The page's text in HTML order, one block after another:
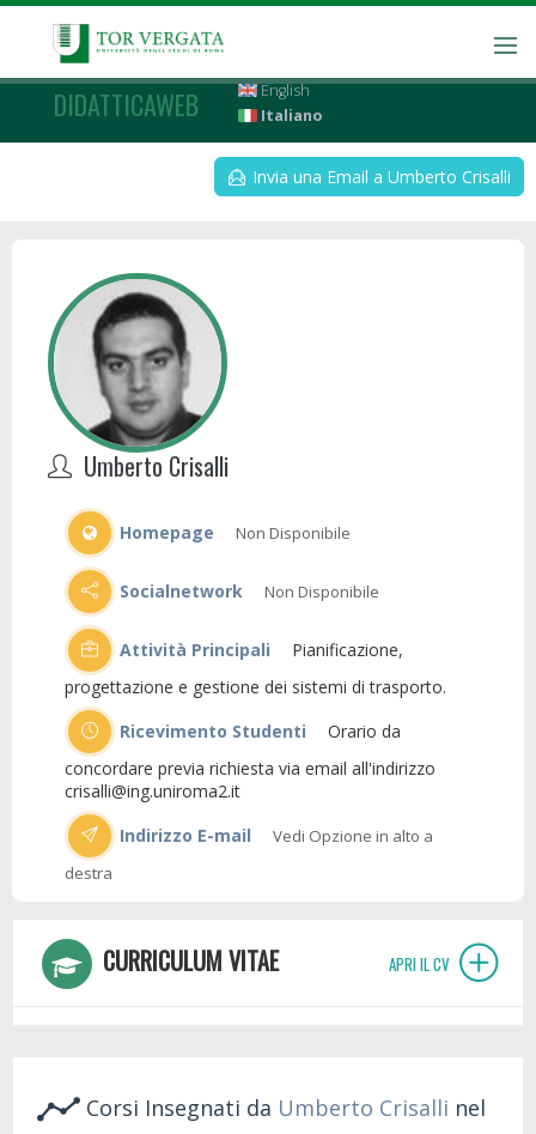
DIDATTICAWEB
English
Italiano
Invia una Email a Umberto Crisalli
Umberto Crisalli
Homepage Non Disponibile
Socialnetwork Non Disponibile
Attività Principali
progettazione e gestione dei sistemi di trasporto.
Ricevimento Studenti
concordare previa richiesta via email all'indirizzo
crisalli@ing.uniroma2.it
Indirizzo E-mail
Vedi Opzione in alto a
destra
CURRICULUM VITAE APRI IL CV
Corsi Insegnati da Umberto Crisalli